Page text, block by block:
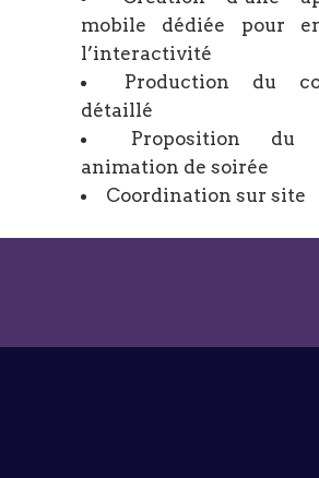
mobile dédiée pour
l’interactivité
Production du
détaillé
Proposition
animation de soirée
Coordination sur site